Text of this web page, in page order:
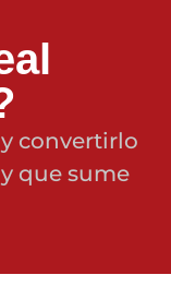
convertirlo
que sume